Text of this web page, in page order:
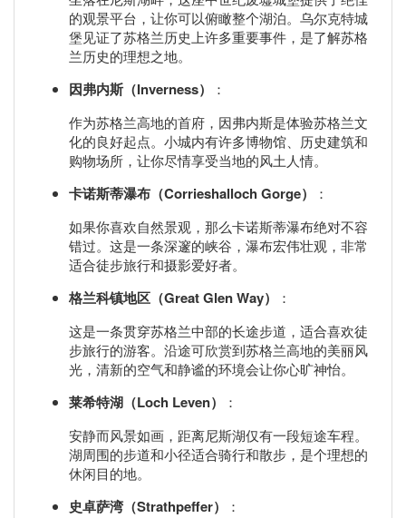
的观景平台，让你可以俯瞰整个湖泊。乌尔克特城
堡见证了苏格兰历史上许多重要事件，是了解苏格
兰历史的理想之地。
因弗内斯（Inverness）
：
作为苏格兰高地的首府，因弗内斯是体验苏格兰文
化的良好起点。小城内有许多博物馆、历史建筑和
购物场所，让你尽情享受当地的风土人情。
卡诺斯蒂瀑布（Corrieshalloch Gorge）
：
如果你喜欢自然景观，那么卡诺斯蒂瀑布绝对不容
错过。这是一条深邃的峡谷，瀑布宏伟壮观，非常
适合徒步旅行和摄影爱好者。
格兰科镇地区（Great Glen Way）
：
这是一条贯穿苏格兰中部的长途步道，适合喜欢徒
步旅行的游客。沿途可欣赏到苏格兰高地的美丽风
光，清新的空气和静谧的环境会让你心旷神怡。
莱希特湖（Loch Leven）
：
安静而风景如画，距离尼斯湖仅有一段短途车程。
湖周围的步道和小径适合骑行和散步，是个理想的
休闲目的地。
史卓萨湾（Strathpeffer）
：